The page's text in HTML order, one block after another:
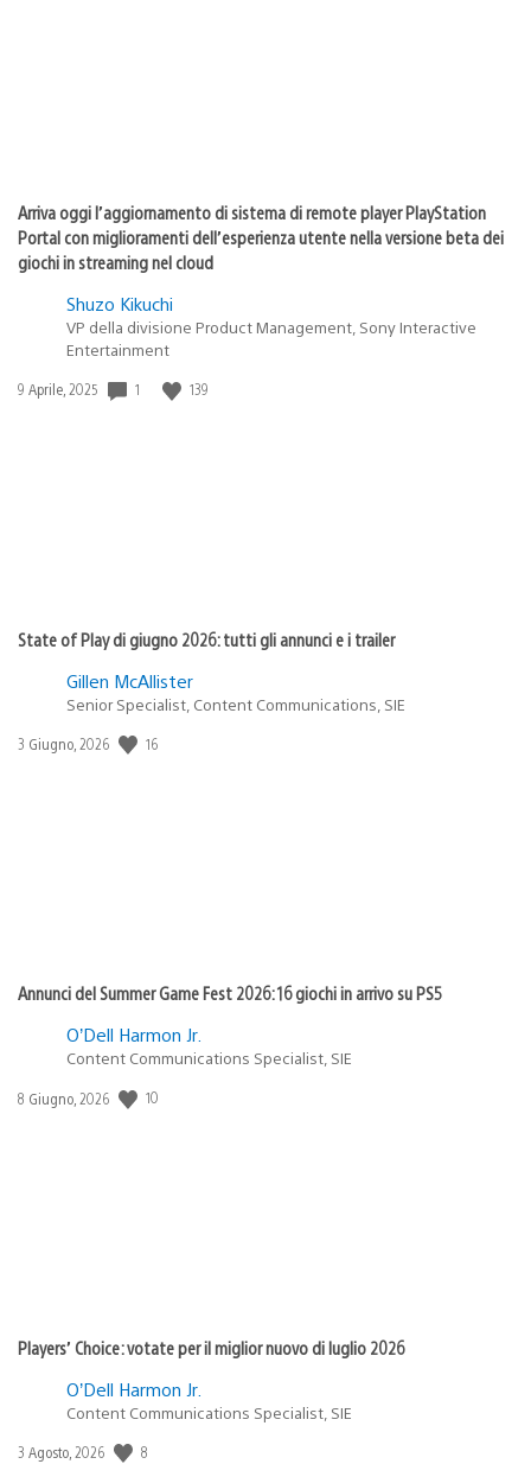
Arriva oggi l’aggiornamento di sistema di remote player PlayStation
Portal con miglioramenti dell’esperienza utente nella versione beta dei
giochi in streaming nel cloud
Shuzo Kikuchi
VP della divisione Product Management, Sony Interactive
Entertainment
Data
9 Aprile, 2025 1 139
State of Play di giugno 2026: tutti gli annunci e i trailer
Gillen McAllister
Senior Specialist, Content Communications, SIE
Data
3 Giugno, 2026 16
Annunci del Summer Game Fest 2026: 16 giochi in arrivo su PS5
O’Dell Harmon Jr.
Content Communications Specialist, SIE
Data
8 Giugno, 2026 10
Players’ Choice: votate per il miglior nuovo di luglio 2026
O’Dell Harmon Jr.
Content Communications Specialist, SIE
Data
3 Agosto, 2026 8